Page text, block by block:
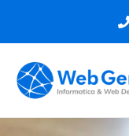
contenuto